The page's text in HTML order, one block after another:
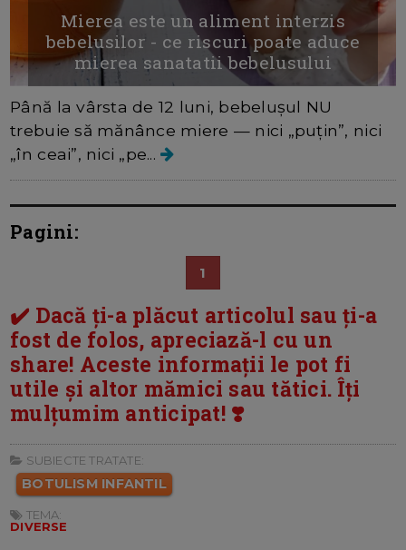
Mierea este un aliment interzis
bebelusilor - ce riscuri poate aduce
mierea sanatatii bebelusului
Până la vârsta de 12 luni, bebelușul NU
trebuie să mănânce miere — nici „puțin”, nici
„în ceai”, nici „pe...
Pagini:
1
✔️ Dacă ți-a plăcut articolul sau ți-a
fost de folos, apreciază-l cu un
share! Aceste informații le pot fi
utile și altor mămici sau tătici. Îți
mulțumim anticipat! ❣️
SUBIECTE TRATATE:
BOTULISM INFANTIL
TEMA:
DIVERSE